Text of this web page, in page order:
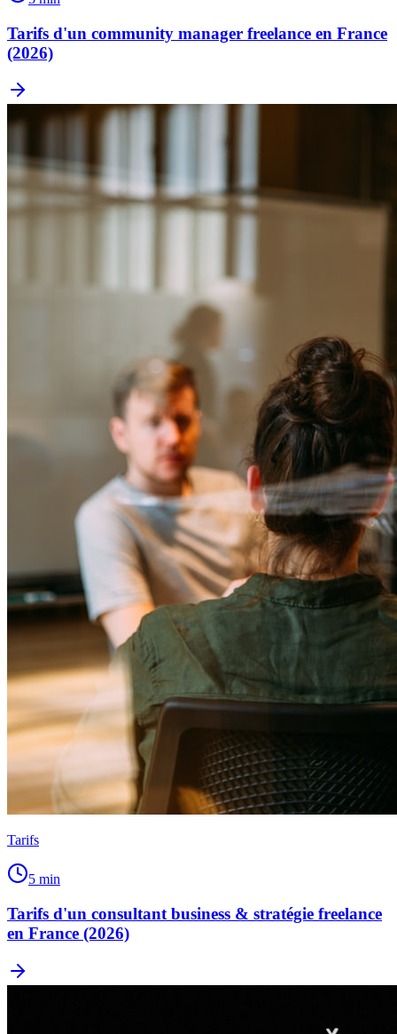
Tarifs d'un community manager freelance en France
(2026)
Tarifs
5 min
Tarifs d'un consultant business & stratégie freelance
en France (2026)